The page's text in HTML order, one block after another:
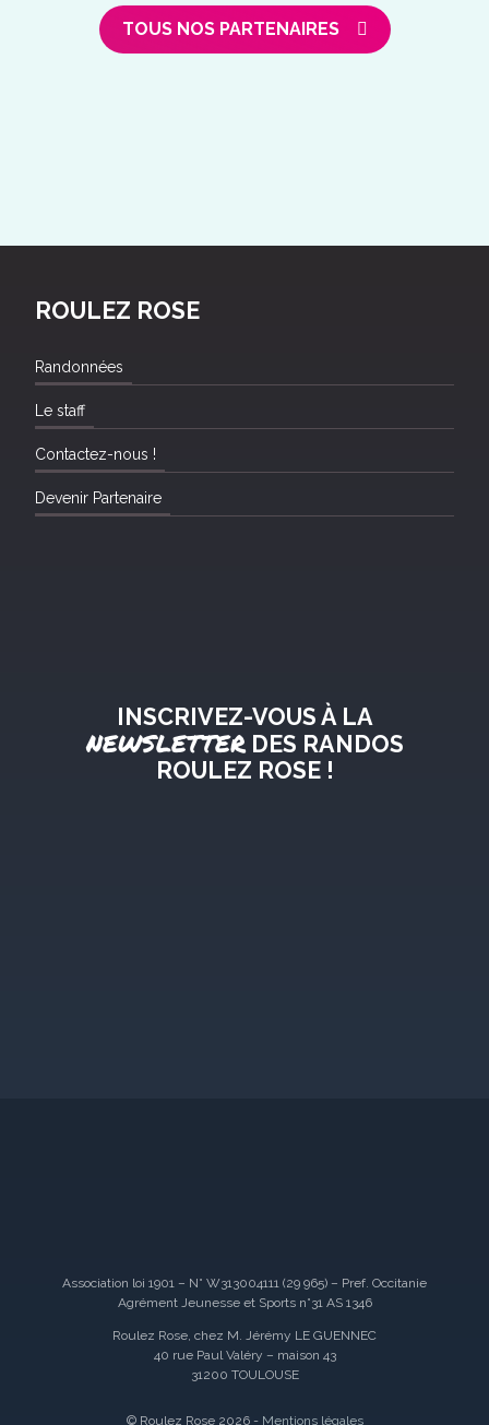
TOUS NOS PARTENAIRES
ROULEZ ROSE
Randonnées
Le staff
Contactez-nous !
Devenir Partenaire
INSCRIVEZ-VOUS À LA
NEWSLETTERDES RANDOS
ROULEZ ROSE !
Association loi 1901 – N° W313004111 (29 965) – Pref. Occitanie
Agrément Jeunesse et Sports n°31 AS 1346
Roulez Rose, chez M. Jérémy LE GUENNEC
40 rue Paul Valéry – maison 43
31200 TOULOUSE
© Roulez Rose 2026 - Mentions légales